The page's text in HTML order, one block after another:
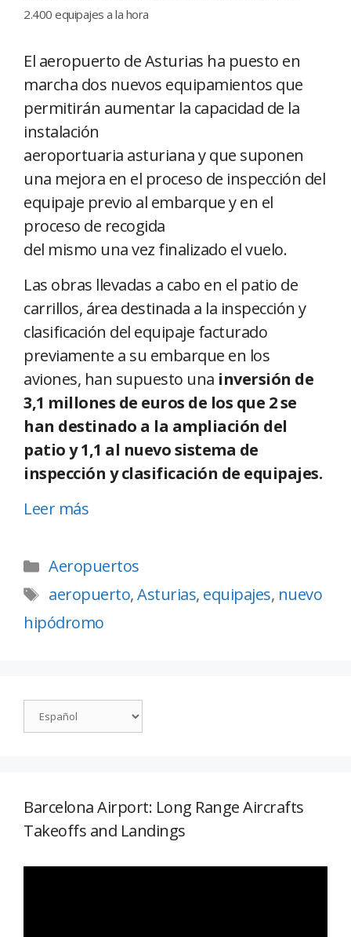
2.400 equipajes a la hora
El aeropuerto de Asturias ha puesto en
marcha dos nuevos equipamientos que
permitirán aumentar la capacidad de la
instalación
aeroportuaria asturiana y que suponen
una mejora en el proceso de inspección del
equipaje previo al embarque y en el
proceso de recogida
del mismo una vez finalizado el vuelo.
Las obras llevadas a cabo en el patio de
carrillos, área destinada a la inspección y
clasificación del equipaje facturado
previamente a su embarque en los
aviones, han supuesto una inversión de
3,1 millones de euros de los que 2 se
han destinado a la ampliación del
patio y 1,1 al nuevo sistema de
inspección y clasificación de equipajes.
Leer más
Aeropuertos
aeropuerto,Asturias, equipajes, nuevo
hipódromo
Barcelona Airport: Long Range Aircrafts
Takeoffs and Landings